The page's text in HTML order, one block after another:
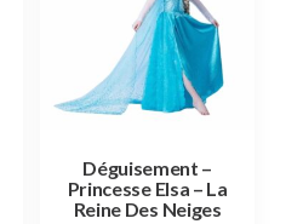
Déguisement –
Princesse Elsa – La
Reine Des Neiges